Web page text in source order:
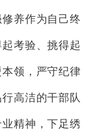
养作为自己终
考验、挑得起
领，严守纪律
高洁的干部队
精神，下足绣